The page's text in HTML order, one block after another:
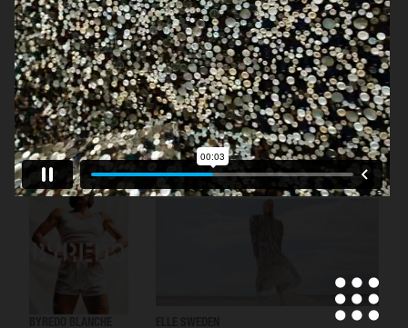
H&M
ELLE SWEDEN ELLE SWEDEN